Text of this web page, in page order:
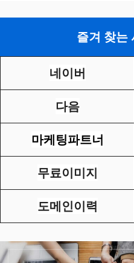
즐겨 찾는
네이버
다음
마케팅파트너
무료이미지
도메인이력